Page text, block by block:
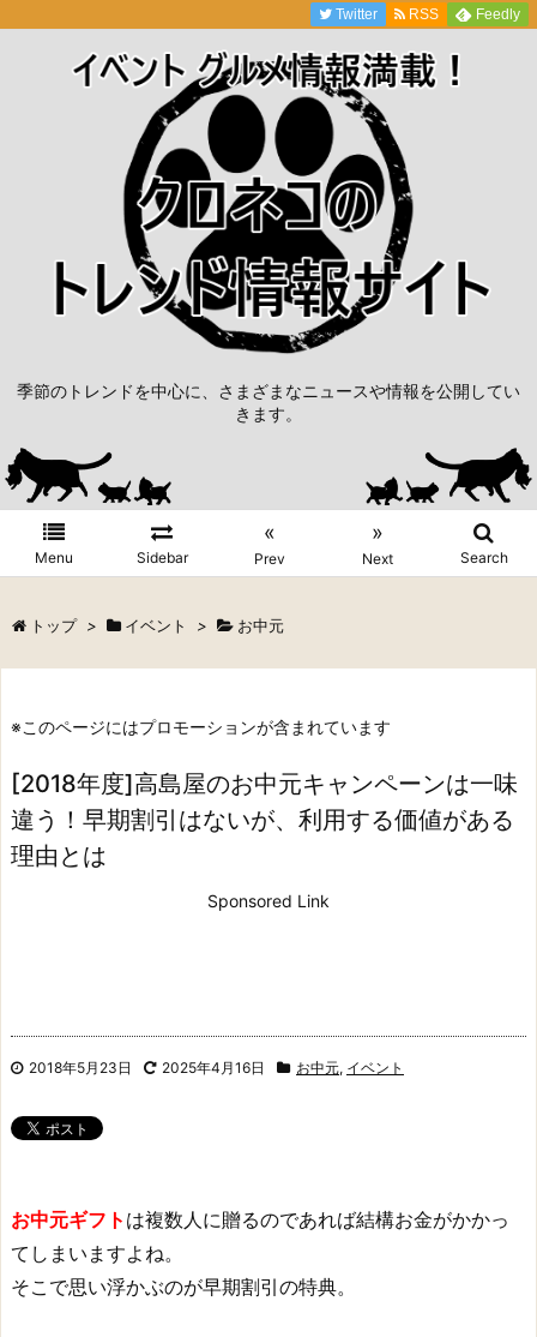
季節のトレンドを中心に、さまざまなニュースや情報を公開してい
きます。
Menu Sidebar
«
Prev
»
Next Search
Twitter RSS Feedly
トップ > イベント > お中元
※このページにはプロモーションが含まれています
[2018年度]高島屋のお中元キャンペーンは一味
違う！早期割引はないが、利用する価値がある
理由とは
Sponsored Link
2018年5月23日 2025年4月16日 お中元, イベント
お中元ギフト は複数人に贈るのであれば結構お金がかかっ
てしまいますよね。
そこで思い浮かぶのが早期割引の特典。